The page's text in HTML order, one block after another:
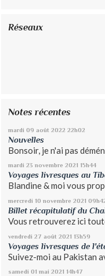
Réseaux
Notes récentes
mardi 09 août 2022 22h02
Nouvelles
Bonsoir, je n'ai pas
mardi 23 novembre 2021 15h44
Voyages livresques au
Blandine & moi vous
mercredi 10 novembre 2021
Billet récapitulatif du
Vous retrouverez ici
vendredi 27 août 2021 13h59
Voyages livresques de
Suivez-moi au Pakistan
samedi 01 mai 2021 14h47